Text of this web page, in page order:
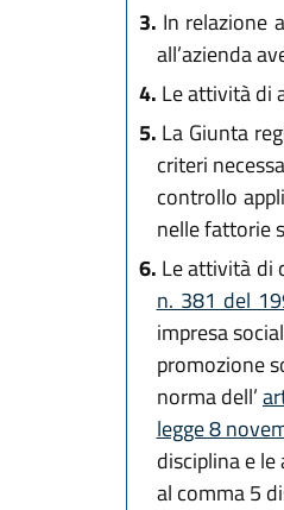
3. In relazione
all’azienda
4. Le attività di
5. La Giunta
criteri
controllo
nelle fattorie
6. Le attività di
n. 381 del
impresa
promozione
norma dell’
legge 8
disciplina e
al comma 5